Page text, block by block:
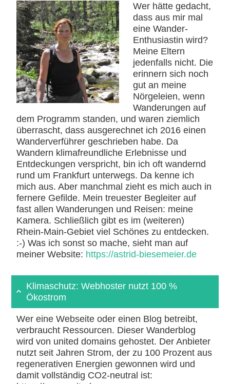
Wer hätte gedacht,
dass aus mir mal
eine Wander-
Enthusiastin wird?
Meine Eltern
jedenfalls nicht. Die
erinnern sich noch
gut an meine
Nörgeleien, wenn
Wanderungen auf
dem Programm standen, und waren ziemlich
überrascht, dass ausgerechnet ich 2016 einen
Wanderverführer geschrieben habe. Da
Wandern klimafreundliche Erlebnisse und
Entdeckungen verspricht, bin ich oft wandernd
rund um Frankfurt unterwegs. Da kenne ich
mich aus. Aber manchmal zieht es mich auch in
fernere Gefilde. Mein treuester Begleiter auf
fast allen Wanderungen und Reisen: meine
Kamera. Schließlich gibt es im (weiteren)
Rhein-Main-Gebiet viel Schönes zu entdecken.
:-) Was ich sonst so mache, sieht man auf
meiner Website: https://astrid-biesemeier.de
Klimaschutz: Webhoster nutzt 100 %
Ökostrom
Wer eine Webseite oder einen Blog betreibt,
verbraucht Ressourcen. Dieser Wanderblog
wird von united domains gehostet. Der Anbieter
nutzt seit Jahren Strom, der zu 100 Prozent aus
regenerativen Energien gewonnen wird und
damit vollständig CO2-neutral ist: